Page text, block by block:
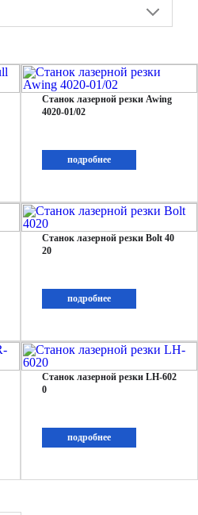
Станок лазерной резки Awing
4020-01/02
подробнее
Станок лазерной резки Bolt 40
20
подробнее
Станок лазерной резки LH-602
0
подробнее